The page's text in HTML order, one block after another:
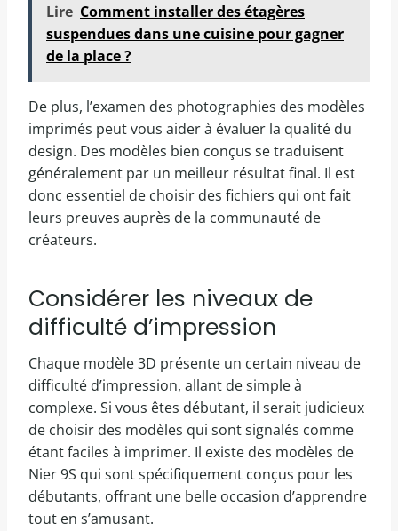
Lire Comment installer des étagères
suspendues dans une cuisine pour gagner
de la place ?
De plus, l’examen des photographies des modèles
imprimés peut vous aider à évaluer la qualité du
design. Des modèles bien conçus se traduisent
généralement par un meilleur résultat final. Il est
donc essentiel de choisir des fichiers qui ont fait
leurs preuves auprès de la communauté de
créateurs.
Considérer les niveaux de
difficulté d’impression
Chaque modèle 3D présente un certain niveau de
difficulté d’impression, allant de simple à
complexe. Si vous êtes débutant, il serait judicieux
de choisir des modèles qui sont signalés comme
étant faciles à imprimer. Il existe des modèles de
Nier 9S qui sont spécifiquement conçus pour les
débutants, offrant une belle occasion d’apprendre
tout en s’amusant.